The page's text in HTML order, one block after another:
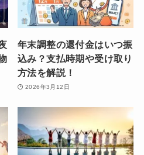
年末調整の還付金はいつ振
込み？支払時期や受け取り
方法を解説！
2026年3月12日